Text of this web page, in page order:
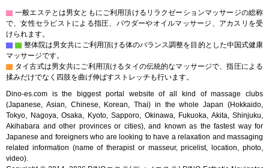
▇ 一般エステとは男女ともにご利用頂けるリラクゼーションマッサージの総称
で、女性セラピストによる指圧、パウダーやオイルマッサージ、アカスリを受
けられます。
▇ ▇ 整体院は男女共にご利用頂ける体のバランス調整を目的とした中国式健康
マッサージです。
▇ タイ古式は男女共にご利用頂けるタイの伝統的なマッサージで、指圧による
揉みだけでなく四肢を曲げ伸ばすストレッチも行います。
Dino-es.com is the biggest portal website of all kind of massage clubs
(Japanese, Asian, Chinese, Korean, Thai) in the whole Japan (Hokkaido,
Tokyo, Nagoya, Osaka, Kyoto, Sapporo, Okinawa, Fukuoka, Akita, Shinjuku,
Akihabara and other provinces or cities), and known as the fastest way for
Japanese and foreigners who are looking to have a relaxation and massaging
related information (name of therapist or masseur, pricelist, location, photo,
video).